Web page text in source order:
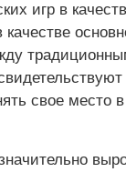
игр в
свое место